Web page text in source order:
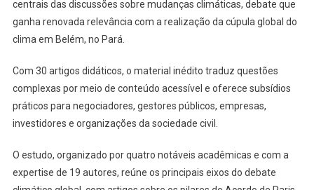
centrais das discussões sobre mudanças climáticas, debate que
ganha renovada relevância com a realização da cúpula global do
clima em Belém, no Pará.
Com 30 artigos didáticos, o material inédito traduz questões
complexas por meio de conteúdo acessível e oferece subsídios
práticos para negociadores, gestores públicos, empresas,
investidores e organizações da sociedade civil.
O estudo, organizado por quatro notáveis acadêmicas e com a
expertise de 19 autores, reúne os principais eixos do debate